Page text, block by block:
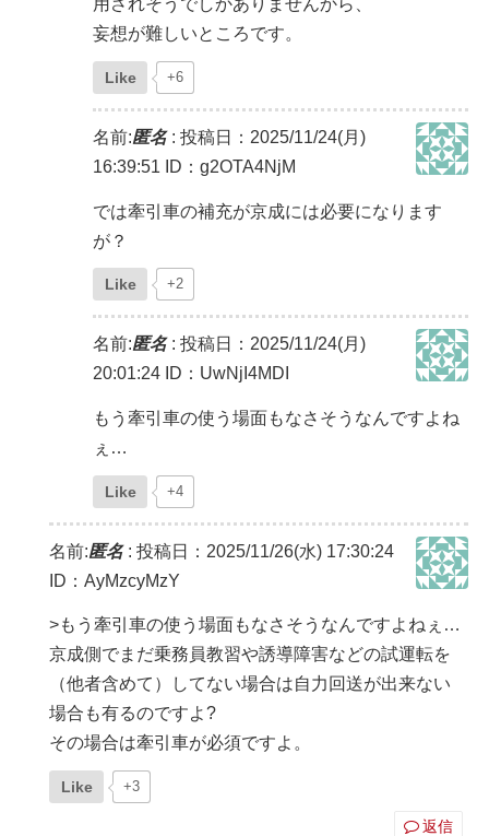
用されそうでしかありませんから、
妄想が難しいところです。
Like +6
名前:匿名: 投稿日：2025/11/24(月)
16:39:51
ID：g2OTA4NjM
では牽引車の補充が京成には必要になります
が？
Like +2
名前:匿名: 投稿日：2025/11/24(月)
20:01:24 ID：UwNjI4MDI
もう牽引車の使う場面もなさそうなんですよね
ぇ…
Like +4
名前:匿名: 投稿日：2025/11/26(水) 17:30:24
ID：AyMzcyMzY
>もう牽引車の使う場面もなさそうなんですよねぇ…
京成側でまだ乗務員教習や誘導障害などの試運転を
（他者含めて）してない場合は自力回送が出来ない
場合も有るのですよ?
その場合は牽引車が必須ですよ。
Like +3
返信